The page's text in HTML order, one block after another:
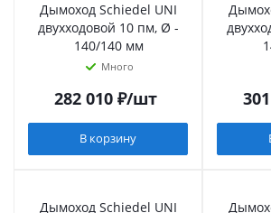
Дымоход Schiedel UNI
двухходовой 10 пм, Ø -
140/140 мм
Много
282 010₽/шт
В корзину
Дымоход Schiedel UNI